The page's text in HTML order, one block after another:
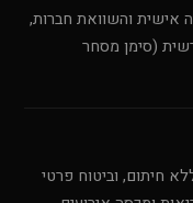
אישית והשוואת חברות,
(סימן מסחר
חיתום, וביטוח פרטי